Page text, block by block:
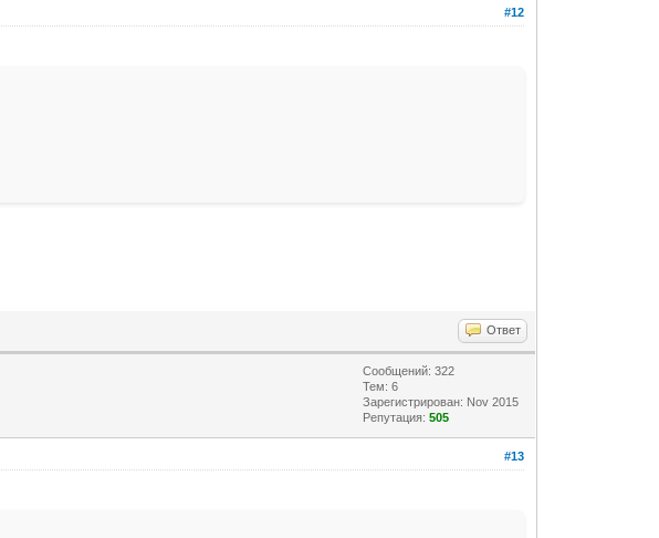
#12
Ответ
Сообщений: 322
Тем: 6
Зарегистрирован: Nov 2015
Репутация:505
#13